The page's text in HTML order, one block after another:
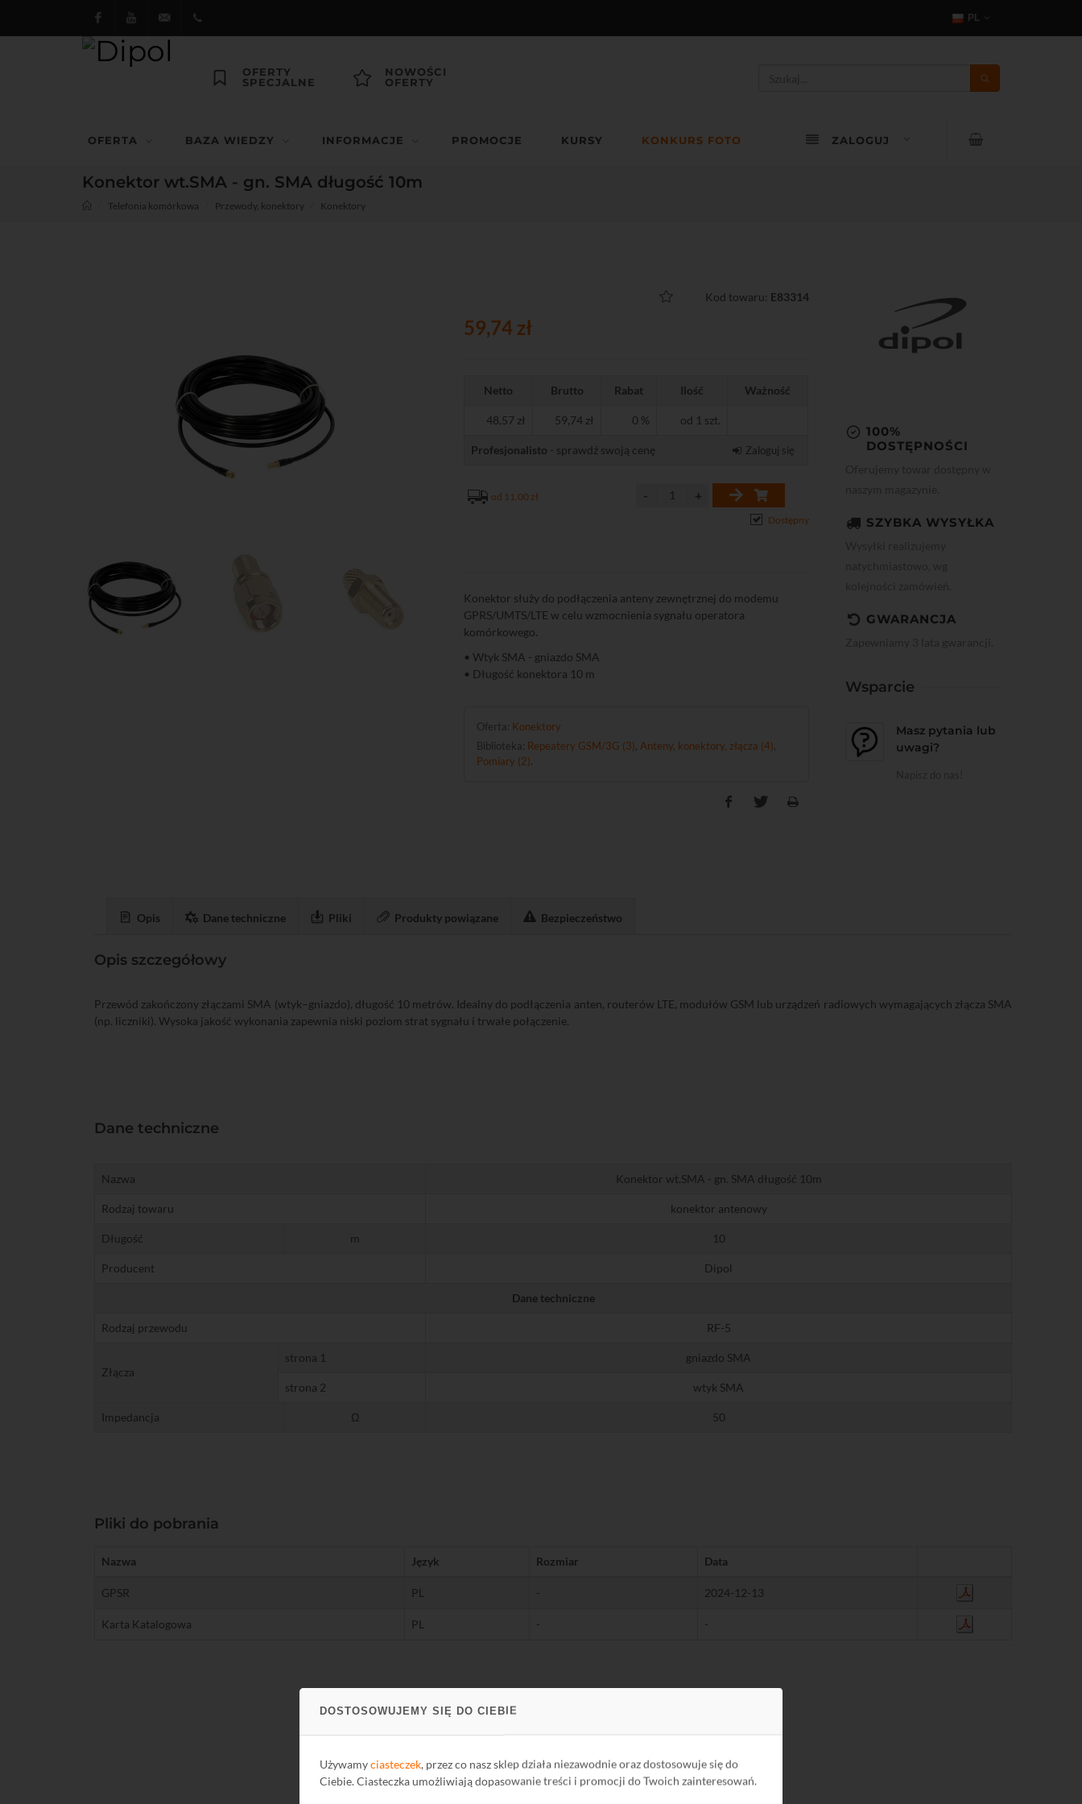
DOSTOSOWUJEMY SIĘ DO CIEBIE
Używamyciasteczek, przez co nasz sklep działa niezawodnie oraz dostosowuje się do
Ciebie. Ciasteczka umożliwiają dopasowanie treści i promocji do Twoich zainteresowań.
FacebookYoutubedipol@dipol.com.pl
PL
OFERTY
SPECJALNE
NOWOŚCI
OFERTY
OFERTA BAZA WIEDZY INFORMACJE PROMOCJE KURSY KONKURS FOTO ZALOGUJ
Konektor wt.SMA - gn. SMA długość 10m
Telefonia komórkowa Przewody, konektory Konektory
Kod towaru: E83314
59,74 zł
Netto Brutto Rabat Ilość Ważność
48,57 zł 59,74 zł 0 % od 1 szt.
Profesjonalisto - sprawdź swoją cenę Zaloguj się
od 11,00 zł
Dostępny
Konektor służy do podłączenia anteny zewnętrznej do modemu
GPRS/UMTS/LTE w celu wzmocnienia sygnału operatora
komórkowego.
• Wtyk SMA - gniazdo SMA
• Długość konektora 10 m
Oferta: Konektory
Biblioteka: Repeatery GSM/3G (3) Anteny, konektory, złącza (4)
Pomiary (2)
100%
DOSTĘPNOŚCI
SZYBKA WYSYŁKA
GWARANCJA
Wsparcie
Masz pytania lub
uwagi?
Opis Dane techniczne Pliki Produkty powiązane Bezpieczeństwo
Opis szczegółowy
Przewód zakończony złączami SMA (wtyk–gniazdo), długość 10 metrów. Idealny do podłączenia anten, routerów LTE, modułów GSM lub urządzeń radiowych wymagających złącza SMA
(np. liczniki). Wysoka jakość wykonania zapewnia niski poziom strat sygnału i trwałe połączenie.
Dane techniczne
Nazwa Konektor wt.SMA - gn. SMA długość 10m
Rodzaj towaru konektor antenowy
Długość m 10
Producent Dipol
Dane techniczne
Rodzaj przewodu RF-5
Złącza
strona 1 gniazdo SMA
strona 2 wtyk SMA
Impedancja Ω 50
Pliki do pobrania
Nazwa Język Rozmiar Data
GPSR PL - 2024-12-13
Karta Katalogowa PL - -